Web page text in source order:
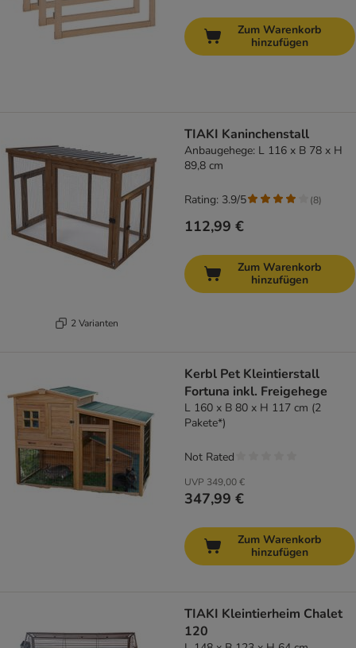
Zum Warenkorb
hinzufügen
2 Varianten
TIAKI Kaninchenstall
Anbaugehege: L 116 x B 78 x H
89,8 cm
112,99 €
Rating: 3.9/5 (8)
Zum Warenkorb
hinzufügen
Kerbl Pet Kleintierstall
Fortuna inkl. Freigehege
L 160 x B 80 x H 117 cm (2
Pakete*)
UVP 349,00 €
347,99 €
Not Rated
Zum Warenkorb
hinzufügen
TIAKI Kleintierheim Chalet
120